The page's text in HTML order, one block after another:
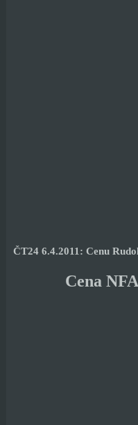
ČT24 6.4.2011: Cenu
Cena